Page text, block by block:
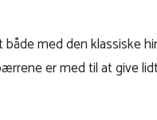
med den klassiske
er med til at give